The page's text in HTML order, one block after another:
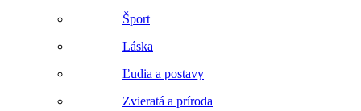
Šport
Láska
Ľudia a postavy
Zvieratá a príroda